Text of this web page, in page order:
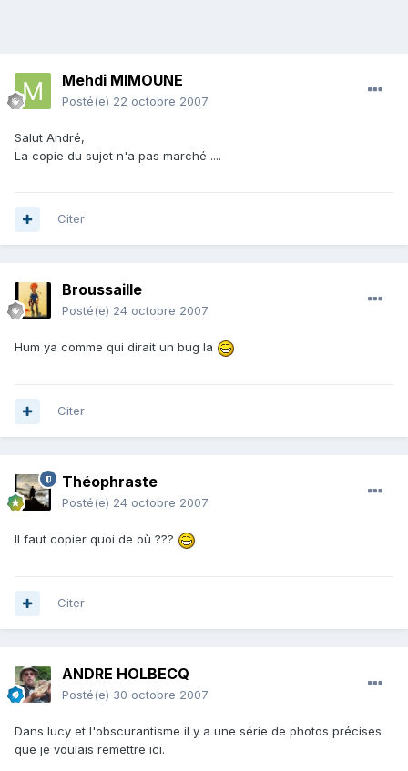
Mehdi MIMOUNE
Posté(e) 22 octobre 2007
Salut André,
La copie du sujet n'a pas marché ....
Citer
Broussaille
Posté(e) 24 octobre 2007
Hum ya comme qui dirait un bug la
Citer
Théophraste
Posté(e) 24 octobre 2007
Il faut copier quoi de où ???
Citer
ANDRE HOLBECQ
Posté(e) 30 octobre 2007
Dans lucy et l'obscurantisme il y a une série de photos précises
que je voulais remettre ici.